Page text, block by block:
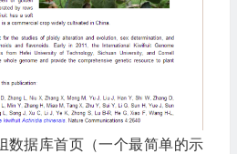
数据库首页（一个最简单的示